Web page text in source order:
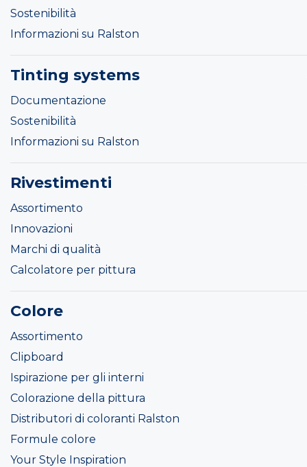
Sostenibilità
Informazioni su Ralston
Tinting systems
Documentazione
Sostenibilità
Informazioni su Ralston
Rivestimenti
Assortimento
Innovazioni
Marchi di qualità
Calcolatore per pittura
Colore
Assortimento
Clipboard
Ispirazione per gli interni
Colorazione della pittura
Distributori di coloranti Ralston
Formule colore
Your Style Inspiration